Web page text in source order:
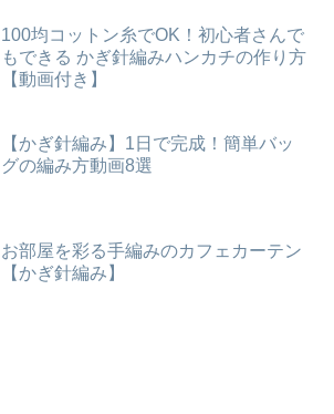
100均コットン糸でOK！初心者さんで
もできる かぎ針編みハンカチの作り方
【動画付き】
【かぎ針編み】1日で完成！簡単バッ
グの編み方動画8選
お部屋を彩る手編みのカフェカーテン
【かぎ針編み】